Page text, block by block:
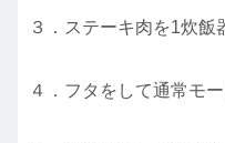
３．ステーキ肉を1炊
４．フタをして通常モ